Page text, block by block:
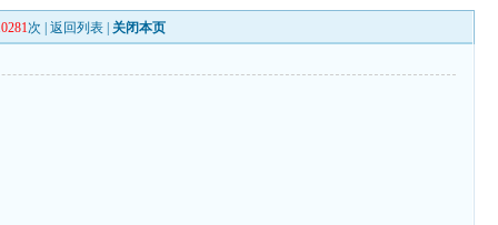
次 |返回列表 关闭本页